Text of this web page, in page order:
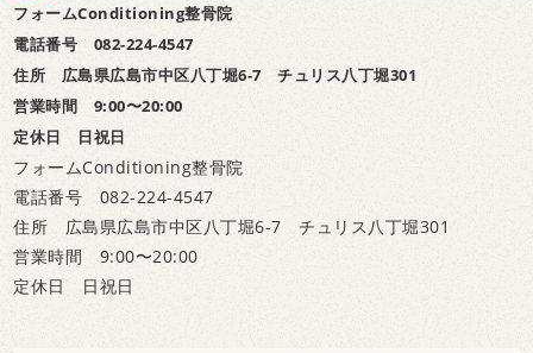
フォームConditioning整骨院
電話番号 082-224-4547
住所 広島県広島市中区八丁堀6-7 チュリス八丁堀301
営業時間 9:00〜20:00
定休日 日祝日
フォームConditioning整骨院
電話番号 082-224-4547
住所 広島県広島市中区八丁堀6-7 チュリス八丁堀301
営業時間 9:00〜20:00
定休日 日祝日